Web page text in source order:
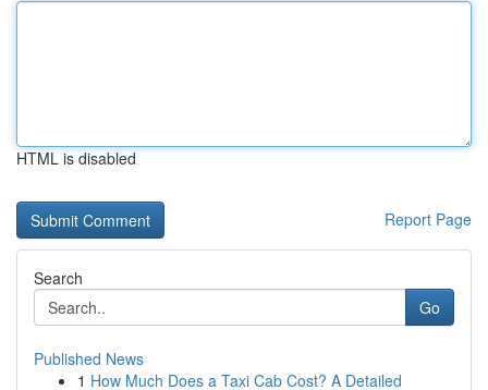
HTML is disabled
Report Page
Search
Go
Published News
1 How Much Does a Taxi Cab Cost? A Detailed